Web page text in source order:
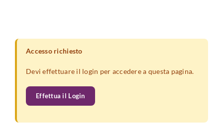
Accesso richiesto
Devi effettuare il login per accedere a questa pagina.
Effettua il Login